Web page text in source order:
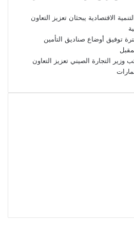
الاقتصادية يبحثان تعزيز التعاون
توفيق أوضاع صناديق التأمين
وزير التجارة الصيني تعزيز التعاون